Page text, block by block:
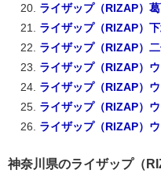
ライザップ（RIZAP）
ライザップ（RIZAP）
ライザップ（RIZAP）
ライザップ（RIZAP）
ライザップ（RIZAP）
ライザップ（RIZAP）
ライザップ（RIZAP）
神奈川県のライザップ（